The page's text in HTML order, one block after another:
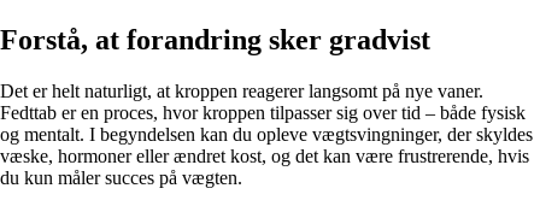
Forstå, at forandring sker gradvist
Det er helt naturligt, at kroppen reagerer langsomt på nye vaner.
Fedttab er en proces, hvor kroppen tilpasser sig over tid – både fysisk
og mentalt. I begyndelsen kan du opleve vægtsvingninger, der skyldes
væske, hormoner eller ændret kost, og det kan være frustrerende, hvis
du kun måler succes på vægten.